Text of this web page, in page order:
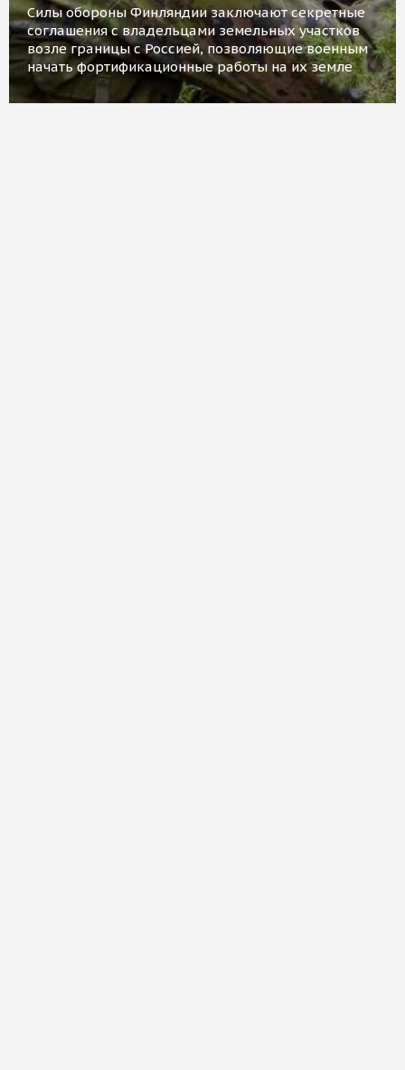
Силы обороны Финляндии заключают секретные
соглашения с владельцами земельных участков
возле границы с Россией, позволяющие военным
начать фортификационные работы на их земле